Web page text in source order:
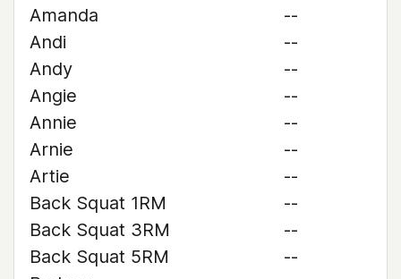
Amanda
--
Andi
--
Andy
--
Angie
--
Annie
--
Arnie
--
Artie
--
Back Squat 1RM
--
Back Squat 3RM
--
Back Squat 5RM
--